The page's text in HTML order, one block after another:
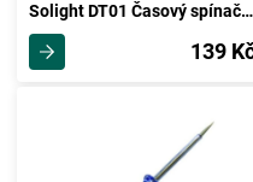
Solight DT01 Časový spínač denní, bílá
139